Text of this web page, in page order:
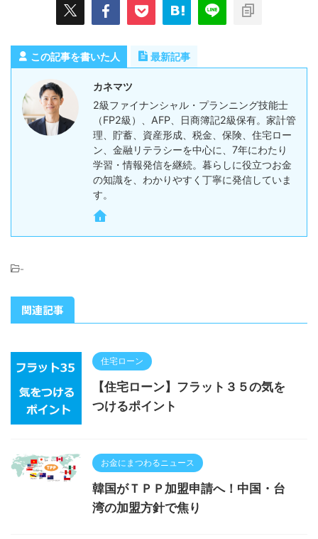
この記事を書いた人 最新記事
カネマツ
2級ファイナンシャル・プランニング技能士
（FP2級）、AFP、日商簿記2級保有。家計管
理、貯蓄、資産形成、税金、保険、住宅ロー
ン、金融リテラシーを中心に、7年にわたり
学習・情報発信を継続。暮らしに役立つお金
の知識を、わかりやすく丁寧に発信していま
す。
-
関連記事
住宅ローン
【住宅ローン】フラット３５の気を
つけるポイント
お金にまつわるニュース
韓国がＴＰＰ加盟申請へ！中国・台
湾の加盟方針で焦り